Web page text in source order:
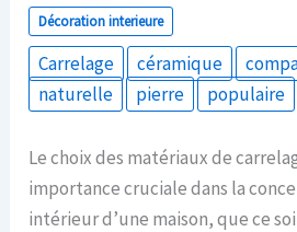
Décoration interieure
Carrelage céramique
naturelle
pierre populaire
Le choix des matériaux de
importance cruciale dans la
intérieur d’une maison, que ce